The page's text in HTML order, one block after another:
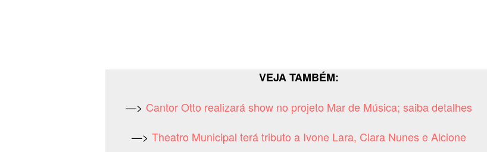
VEJA TAMBÉM:
—> Cantor Otto realizará show no projeto Mar de Música; saiba detalhes
—> Theatro Municipal terá tributo a Ivone Lara, Clara Nunes e Alcione